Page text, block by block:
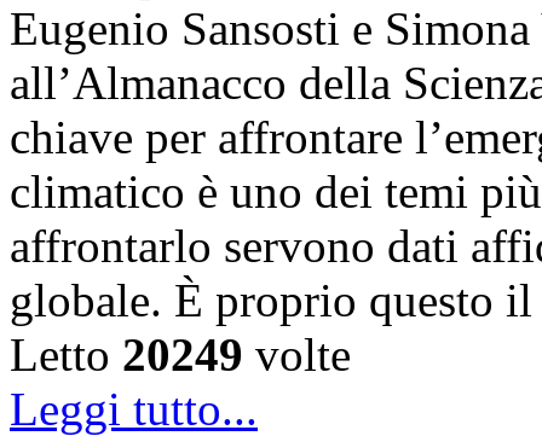
Eugenio Sansosti e
all’Almanacco della
chiave per affrontare
climatico è uno dei temi
affrontarlo servono dati
globale. È proprio questo
Letto 20249 volte
Leggi tutto...